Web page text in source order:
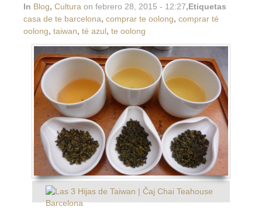
In Blog, Cultura on febrero 28, 2015 - 12:27,Etiquetas
casa de te barcelona, comprar te oolong, comprar té
oolong, taiwan, té azul, te oolong